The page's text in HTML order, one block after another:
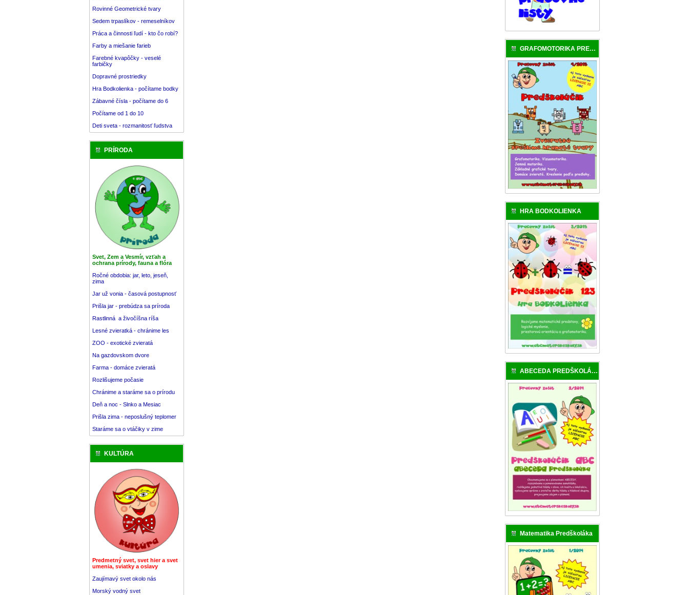
Rovinné Geometrické tvary
Sedem trpaslíkov - remeselníkov
Práca a činnosti ľudí - kto čo robí?
Farby a miešanie farieb
Farebné kvapôčky - veselé
farbičky
Dopravné prostriedky
Hra Bodkolienka - počítame bodky
Zábavné čísla - počítame do 6
Počítame od 1 do 10
Deti sveta - rozmanitosť ľudstva
PRÍRODA
Svet, Zem a Vesmír, vzťah a
ochrana prírody, fauna a flóra
Ročné obdobia: jar, leto, jeseň,
zima
Jar už vonia - časová postupnosť
Prišla jar - prebúdza sa príroda
Rastlinná a živočíšna ríša
Lesné zvieratká - chránime les
ZOO - exotické zvieratá
Na gazdovskom dvore
Farma - domáce zvieratá
Rozlišujeme počasie
Chránime a staráme sa o prírodu
Deň a noc - Slnko a Mesiac
Prišla zima - neposlušný teplomer
Staráme sa o vtáčiky v zime
KULTÚRA
Predmetný svet, svet hier a svet
umenia, sviatky a oslavy
Zaujímavý svet okolo nás
Morský vodný svet
GRAFOMOTORIKA PREDŠKOLÁKA
HRA BODKOLIENKA
ABECEDA PREDŠKOLÁKA
Matematika Predškoláka